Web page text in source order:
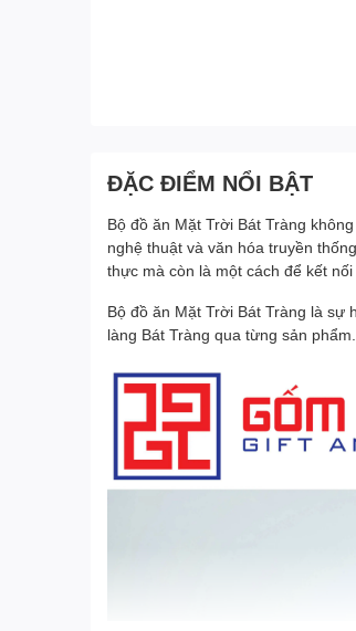
ĐẶC ĐIỂM NỔI BẬT
Bộ đồ ăn Mặt Trời Bát Tràng
nghệ thuật và văn hóa truyền
thực mà còn là một cách để kết
Bộ đồ ăn Mặt Trời Bát Tràng là sự
làng Bát Tràng qua từng sản phẩm.